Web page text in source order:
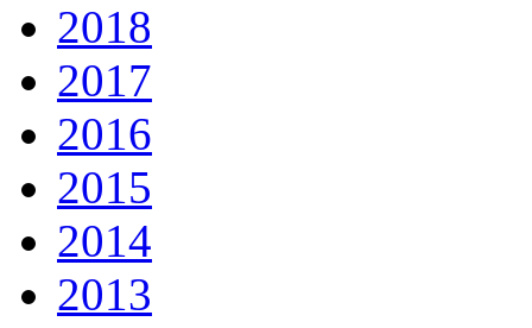
2018
2017
2016
2015
2014
2013